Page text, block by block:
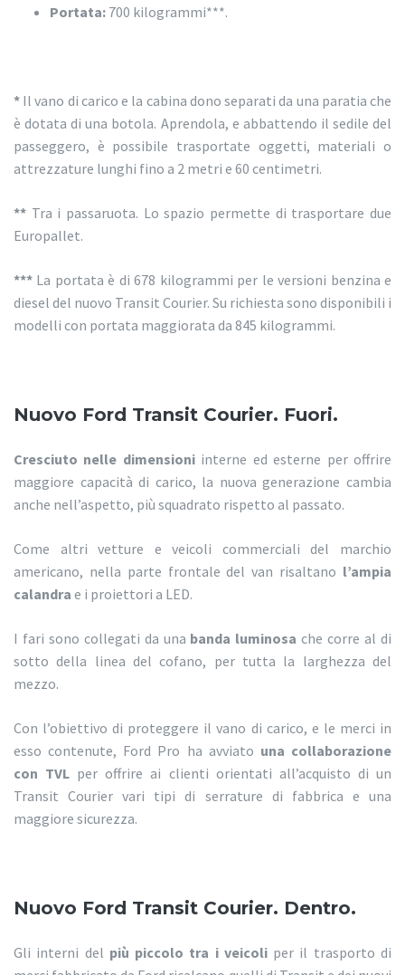
Portata: 700 kilogrammi***.
* Il vano di carico e la cabina dono separati da una paratia che
è dotata di una botola. Aprendola, e abbattendo il sedile del
passeggero, è possibile trasportate oggetti, materiali o
attrezzature lunghi fino a 2 metri e 60 centimetri.
** Tra i passaruota. Lo spazio permette di trasportare due
Europallet.
*** La portata è di 678 kilogrammi per le versioni benzina e
diesel del nuovo Transit Courier. Su richiesta sono disponibili i
modelli con portata maggiorata da 845 kilogrammi.
Nuovo Ford Transit Courier. Fuori.
Cresciuto nelle dimensioniinterne ed esterne per offrire
maggiore capacità di carico, la nuova generazione cambia
anche nell’aspetto, più squadrato rispetto al passato.
Come altri vetture e veicoli commerciali del marchio
americano, nella parte frontale del van risaltano l’ampia
calandra e i proiettori a LED.
I fari sono collegati da una banda luminosa che corre al di
sotto della linea del cofano, per tutta la larghezza del
mezzo.
Con l’obiettivo di proteggere il vano di carico, e le merci in
esso contenute, Ford Pro ha avviato una collaborazione
con TVL per offrire ai clienti orientati all’acquisto di un
Transit Courier vari tipi di serrature di fabbrica e una
maggiore sicurezza.
Nuovo Ford Transit Courier. Dentro.
Gli interni del più piccolo tra i veicoli per il trasporto di